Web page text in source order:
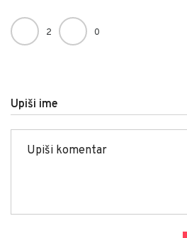
2 0
Upiši ime